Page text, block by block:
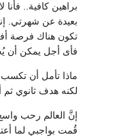
براهين كافية..
بعيدة عن شهرتي.
تكون هناك فرصة
فأى أجل يمكن أن
ماذا تأمل أن
لكنه هدف ثانوي ثم
إنَّ العالم رحب
قُمت بواجبي لما